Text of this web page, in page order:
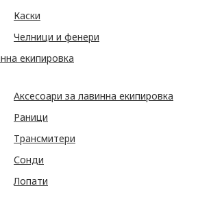
Каски
Челници и фенери
екипировка
Аксесоари за лавинна екипировка
Раници
Трансмитери
Сонди
Лопати